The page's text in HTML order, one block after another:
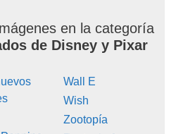
en la categoría
de Disney y Pixar
Wall E
Wish
Zootopía